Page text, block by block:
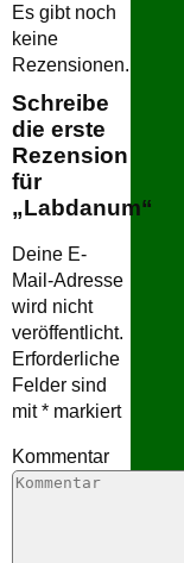
Es gibt noch
keine
Rezensionen.
Schreibe
die erste
Rezension
für
„Labdanum“
Deine E-
Mail-Adresse
wird nicht
veröffentlicht.
Erforderliche
Felder sind
mit* markiert
Kommentar